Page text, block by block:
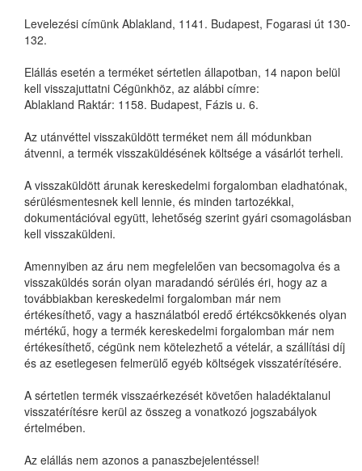
Levelezési címünk Ablakland, 1141. Budapest, Fogarasi út 130-
132.
Elállás esetén a terméket sértetlen állapotban, 14 napon belül
kell visszajuttatni Cégünkhöz, az alábbi címre:
Ablakland Raktár: 1158. Budapest, Fázis u. 6.
Az utánvéttel visszaküldött terméket nem áll módunkban
átvenni, a termék visszaküldésének költsége a vásárlót terheli.
A visszaküldött árunak kereskedelmi forgalomban eladhatónak,
sérülésmentesnek kell lennie, és minden tartozékkal,
dokumentációval együtt, lehetőség szerint gyári csomagolásban
kell visszaküldeni.
Amennyiben az áru nem megfelelően van becsomagolva és a
visszaküldés során olyan maradandó sérülés éri, hogy az a
továbbiakban kereskedelmi forgalomban már nem
értékesíthető, vagy a használatból eredő értékcsökkenés olyan
mértékű, hogy a termék kereskedelmi forgalomban már nem
értékesíthető, cégünk nem kötelezhető a vételár, a szállítási díj
és az esetlegesen felmerülő egyéb költségek visszatérítésére.
A sértetlen termék visszaérkezését követően haladéktalanul
visszatérítésre kerül az összeg a vonatkozó jogszabályok
értelmében.
Az elállás nem azonos a panaszbejelentéssel!